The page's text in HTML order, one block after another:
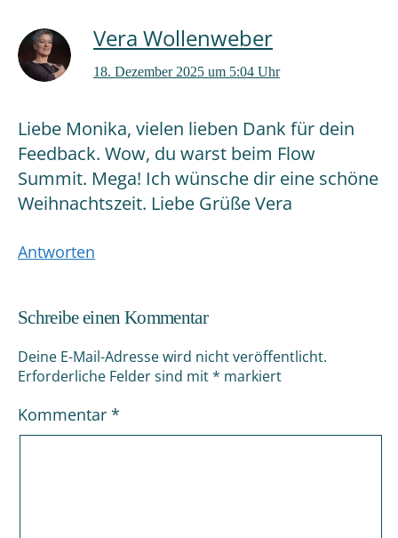
Vera Wollenweber
18. Dezember 2025 um 5:04 Uhr
Liebe Monika, vielen lieben Dank für dein
Feedback. Wow, du warst beim Flow
Summit. Mega! Ich wünsche dir eine schöne
Weihnachtszeit. Liebe Grüße Vera
Antworten
Schreibe einen Kommentar
Deine E-Mail-Adresse wird nicht veröffentlicht.
Erforderliche Felder sind mit* markiert
Kommentar *